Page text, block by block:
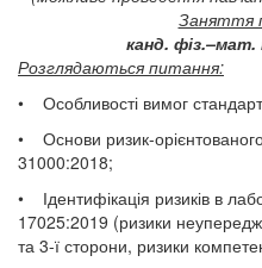
Заняття
канд.
Розглядаються питання:
• Особливості вимог
• Основи ризик-
31000:2018;
• Ідентифікація ризиків в
17025:2019 (ризики
та 3-ї сторони, ризики